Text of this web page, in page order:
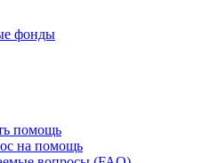
фонды
помощь
на помощь